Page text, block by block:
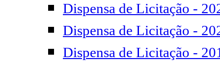
Dispensa de Licitação -
Dispensa de Licitação -
Dispensa de Licitação -